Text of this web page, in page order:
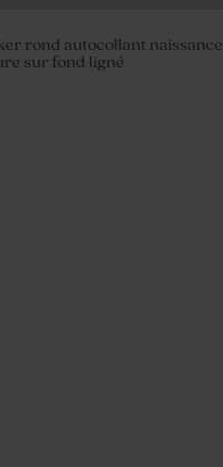
rond autocollant naissance
sur fond ligné